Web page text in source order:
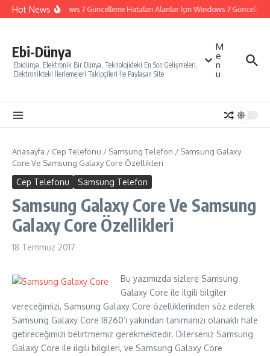
İçeriğe atla
Hot NewsWindows 7 Güncelleme Hataları Alanlar İçin Windows 7
Ebi-Dünya
Ebidünya, Elektronik Bir Dünya, Teknolojideki En Son Gelişmeleri,
Elektronikteki İlerlemeleri Takipçileri İle Paylaşan Site
M
e
n
u
Anasayfa / Cep Telefonu / Samsung Telefon / Samsung Galaxy
Core Ve Samsung Galaxy Core Özellikleri
Cep Telefonu Samsung Telefon
Samsung Galaxy Core Ve Samsung
Galaxy Core Özellikleri
18 Temmuz 2017
Bu yazımızda sizlere Samsung
Galaxy Core ile ilgili bilgiler
vereceğimizi, Samsung Galaxy Core özelliklerinden söz ederek
Samsung Galaxy Core I8260’ı yakından tanımanızı olanaklı hale
getireceğimizi belirtmemiz gerekmektedir. Dilerseniz Samsung
Galaxy Core ile ilgili bilgileri, ve Samsung Galaxy Core